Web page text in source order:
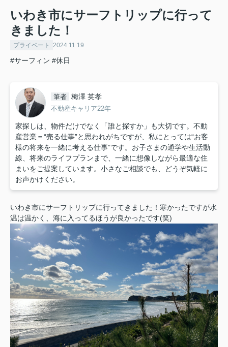
いわき市にサーフトリップに行って
きました！
プライベート 2024.11.19
#サーフィン #休日
筆者 梅澤 英孝
不動産キャリア22年
家探しは、物件だけでなく「誰と探すか」も大切です。不動
産営業＝“売る仕事”と思われがちですが、私にとっては“お客
様の将来を一緒に考える仕事”です。お子さまの通学や生活動
線、将来のライフプランまで、一緒に想像しながら最適な住
まいをご提案しています。小さなご相談でも、どうぞ気軽に
お声かけください。
いわき市にサーフトリップに行ってきました！寒かったですが水
温は温かく、海に入ってるほうが良かったです(笑)